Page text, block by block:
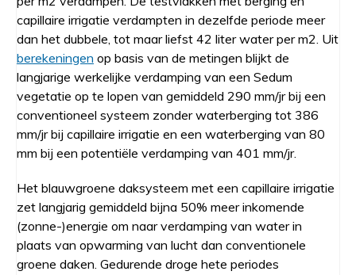
capillaire irrigatie verdampten in dezelfde periode meer
dan het dubbele, tot maar liefst 42 liter water per m2. Uit
berekeningen op basis van de metingen blijkt de
langjarige werkelijke verdamping van een Sedum
vegetatie op te lopen van gemiddeld 290 mm/jr bij een
conventioneel systeem zonder waterberging tot 386
mm/jr bij capillaire irrigatie en een waterberging van 80
mm bij een potentiële verdamping van 401 mm/jr.
Het blauwgroene daksysteem met een capillaire irrigatie
zet langjarig gemiddeld bijna 50% meer inkomende
(zonne-)energie om naar verdamping van water in
plaats van opwarming van lucht dan conventionele
groene daken. Gedurende droge hete periodes